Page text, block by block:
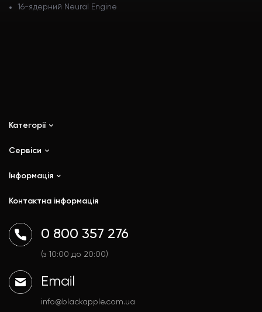
16-ядерний Neural Engine
Категорії
iPhone
iPad
Watch
Гаджети
Аксесуари
Сервіси
Ремонт
Trade In
Інформація
Доставка і оплата
Договір публічної оферти
Політика конфіденційності
Контактна інформація
0 800 357 276
(з 10:00 до 20:00)
Email
info@blackapple.com.ua